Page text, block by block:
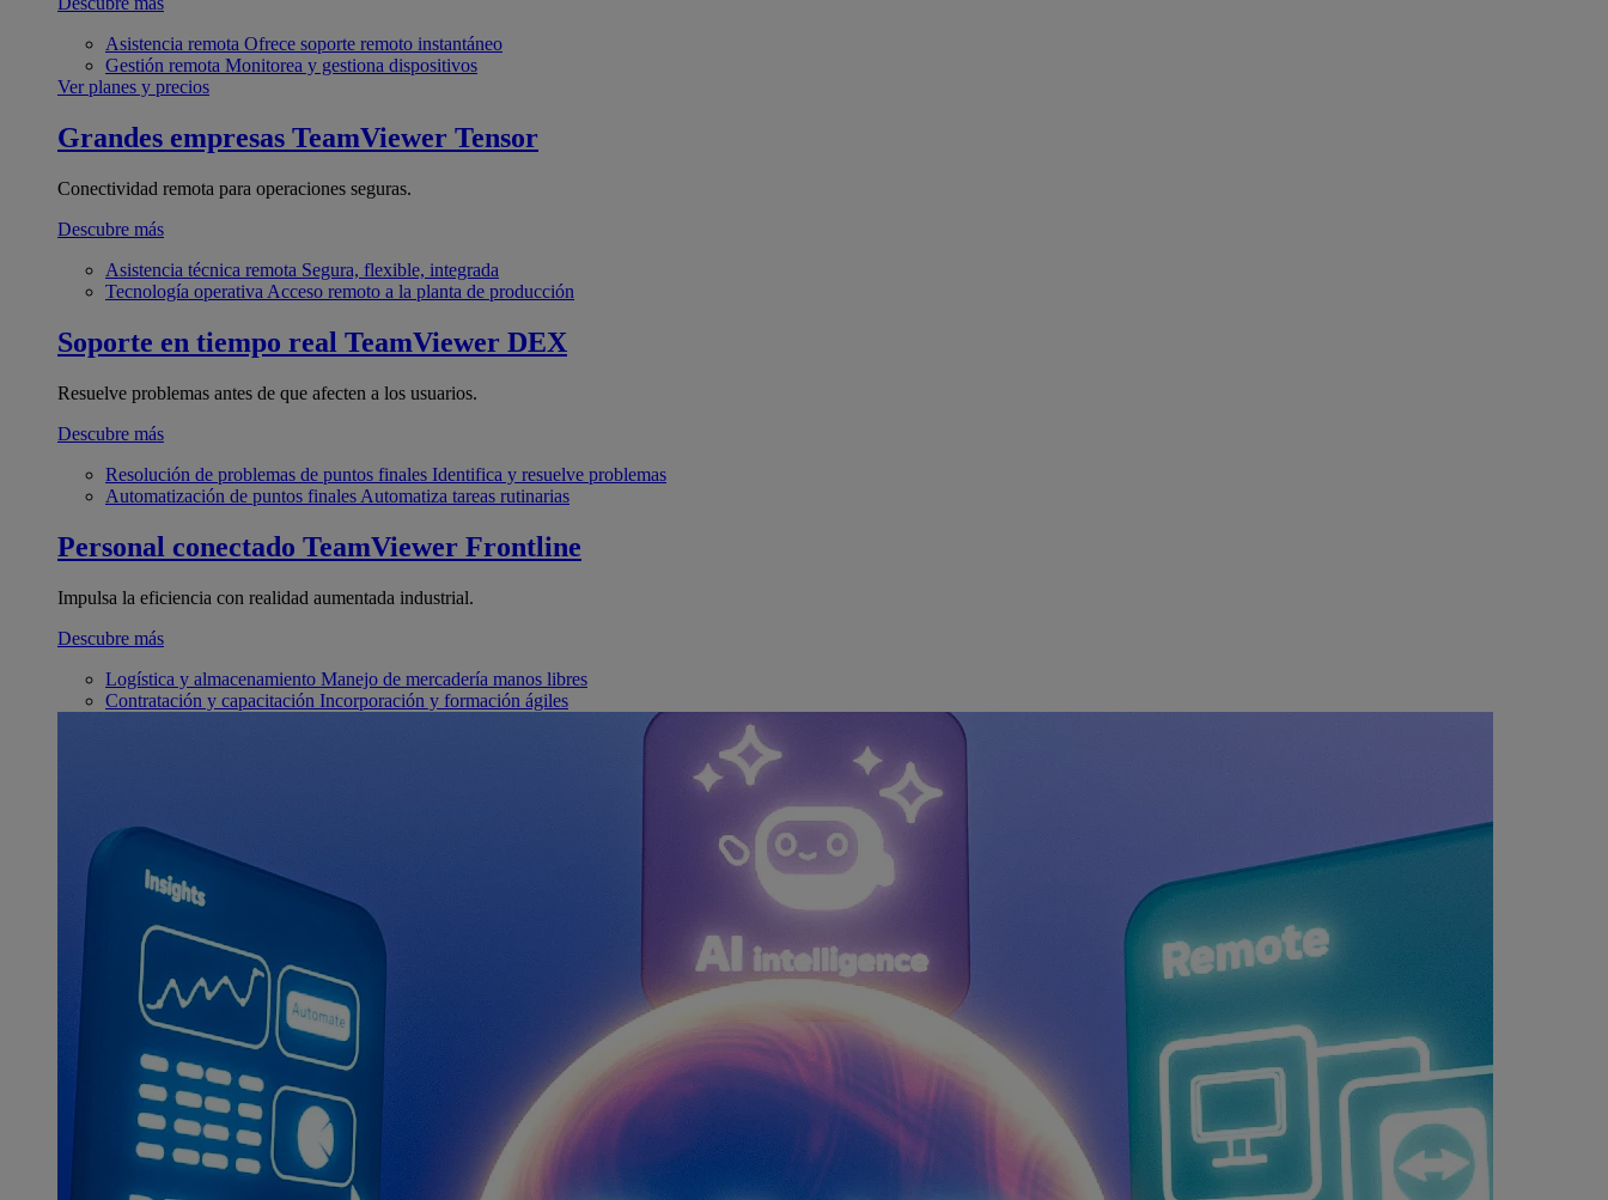
Asistencia remota Ofrece soporte remoto instantáneo
Gestión remota Monitorea y gestiona dispositivos
Ver planes y precios
Grandes empresas TeamViewer Tensor
Conectividad remota para operaciones seguras.
Descubre más
Asistencia técnica remota Segura, flexible, integrada
Tecnología operativa Acceso remoto a la planta de producción
Soporte en tiempo real TeamViewer DEX
Resuelve problemas antes de que afecten a los usuarios.
Descubre más
Resolución de problemas de puntos finales Identifica y resuelve problemas
Automatización de puntos finales Automatiza tareas rutinarias
Personal conectado TeamViewer Frontline
Impulsa la eficiencia con realidad aumentada industrial.
Descubre más
Logística y almacenamiento Manejo de mercadería manos libres
Contratación y capacitación Incorporación y formación ágiles